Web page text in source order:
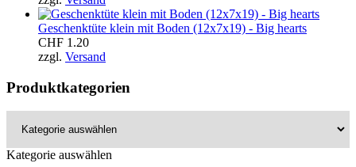
Geschenktüte klein mit Boden (12x7x19) - Big hearts
CHF 1.20
zzgl. Versand
Produktkategorien
Kategorie auswählen